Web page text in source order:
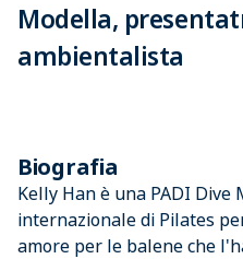
Modella,
ambientalista
Biografia
Kelly Han è una PADI
internazionale di Pilates
amore per le balene che